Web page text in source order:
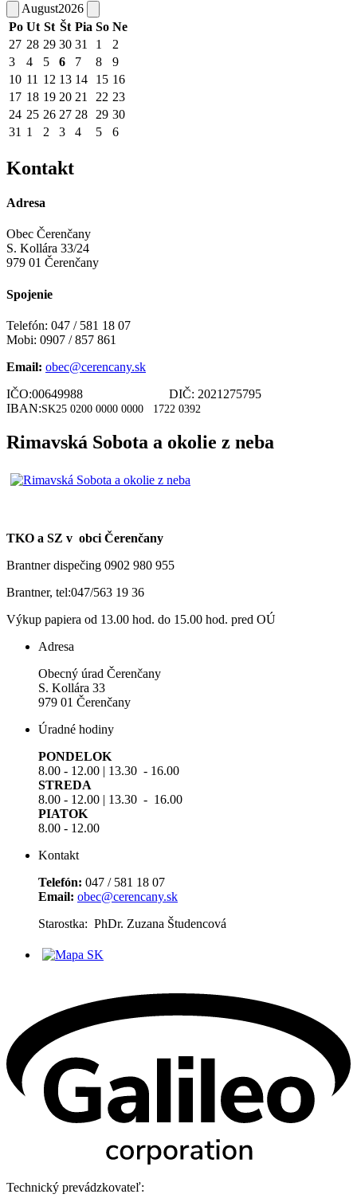
August2026
Po Ut St Št Pia So Ne
27 28 29 30 31 1
2
3
4 5 6 7 8
9
10 11 12 13 14 15 16
17 18 19 20 21 22 23
24 25 26 27 28 29 30
31 1 2 3 4 5 6
Kontakt
Adresa
Obec Čerenčany
S. Kollára 33/24
979 01 Čerenčany
Spojenie
Telefón: 047 / 581 18 07
Mobi: 0907 / 857 861
Email: obec@cerencany.sk
IČO:00649988 DIČ: 2021275795
IBAN:SK25 0200 0000 0000 1722 0392
Rimavská Sobota a okolie z neba
TKO a SZ v obci Čerenčany
Brantner dispečing 0902 980 955
Brantner, tel:047/563 19 36
Výkup papiera od 13.00 hod. do 15.00 hod. pred OÚ
Adresa
Obecný úrad Čerenčany
S. Kollára 33
979 01 Čerenčany
Úradné hodiny
PONDELOK
8.00 - 12.00 | 13.30 - 16.00
STREDA
8.00 - 12.00 | 13.30 - 16.00
PIATOK
8.00 - 12.00
Kontakt
Telefón: 047 / 581 18 07
Email: obec@cerencany.sk
Starostka: PhDr. Zuzana Študencová
Technický prevádzkovateľ: